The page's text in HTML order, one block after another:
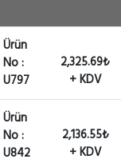
Ürün
No :
U797
2,325.69₺
+ KDV
Ürün
No :
U842
2,136.55₺
+ KDV